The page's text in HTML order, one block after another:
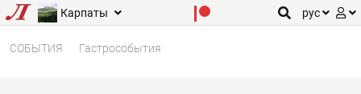
Карпаты рус
СОБЫТИЯ Гастрособытия